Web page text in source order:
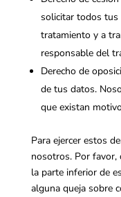
solicitar todos tus
tratamiento y a
responsable del
Derecho de
de tus datos.
que existan
Para ejercer estos
nosotros. Por favor,
la parte inferior de
alguna queja sobre